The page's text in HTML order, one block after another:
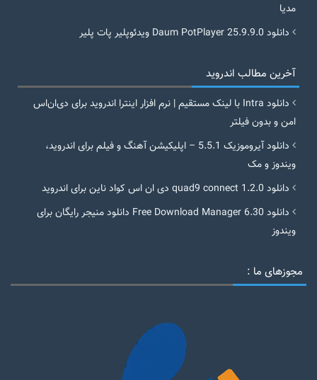
مدیا
دانلود Daum PotPlayer 25.9.9.0 ویدئوپلیر پات پلیر
آخرین مطالب اندروید
دانلود Intra با لینک مستقیم | نرم افزار اینترا اندروید برای دی‌ان‌اس
امن و بدون فیلتر
دانلود آیروموزیک 5.5.1 – اپلیکیشن آهنگ و فیلم برای اندروید،
ویندوز و مک
دانلود quad9 connect 1.2.0 دی ان اس کواد ناین برای اندروید
دانلود Free Download Manager 6.30 دانلود منیجر رایگان برای
ویندوز
مجوزهای ما :